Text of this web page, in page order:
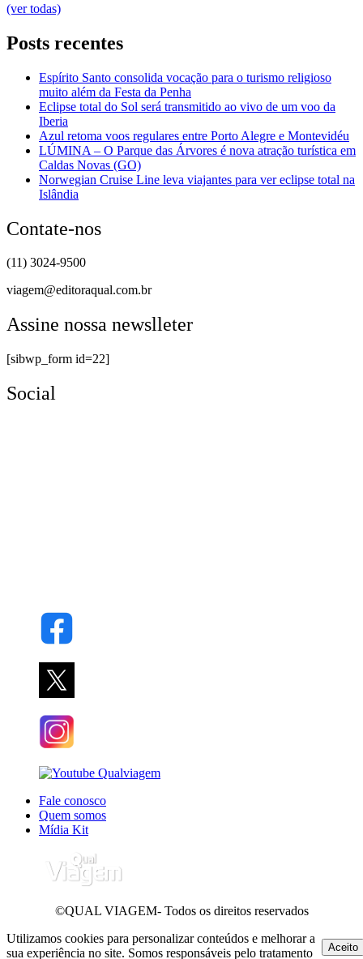
(ver todas)
Posts recentes
Espírito Santo consolida vocação para o turismo religioso
muito além da Festa da Penha
Eclipse total do Sol será transmitido ao vivo de um voo da
Iberia
Azul retoma voos regulares entre Porto Alegre e Montevidéu
LÚMINA – O Parque das Árvores é nova atração turística em
Caldas Novas (GO)
Norwegian Cruise Line leva viajantes para ver eclipse total na
Islândia
Contate-nos
(11) 3024-9500
viagem@editoraqual.com.br
Assine nossa newslleter
[sibwp_form id=22]
Social
Fale conosco
Quem somos
Mídia Kit
©QUAL VIAGEM- Todos os direitos reservados
Utilizamos cookies para personalizar conteúdos e melhorar a
sua experiência no site. Somos responsáveis pelo tratamento
Aceito